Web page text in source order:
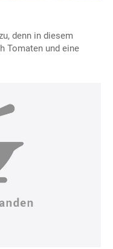
denn in diesem
Tomaten und eine